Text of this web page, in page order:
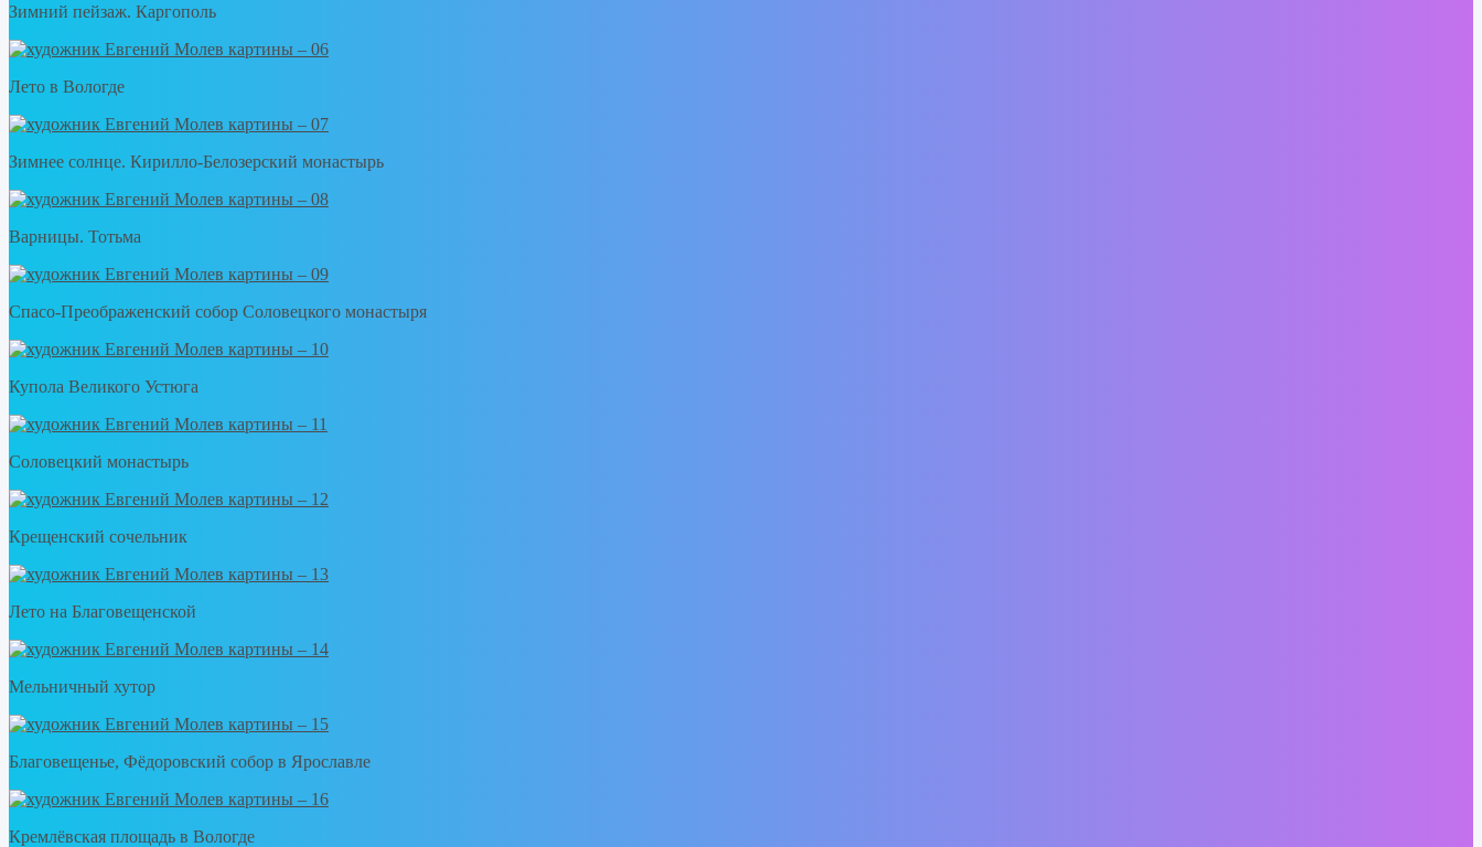
Зимний пейзаж. Каргополь
Лето в Вологде
Зимнее солнце. Кирилло-Белозерский монастырь
Варницы. Тотьма
Спасо-Преображенский собор Соловецкого монастыря
Купола Великого Устюга
Соловецкий монастырь
Крещенский сочельник
Лето на Благовещенской
Мельничный хутор
Благовещенье, Фёдоровский собор в Ярославле
Кремлёвская площадь в Вологде